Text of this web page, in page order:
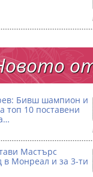
Бивш шампион и
топ 10 поставени
Мастърс
в Монреал и за 3-ти